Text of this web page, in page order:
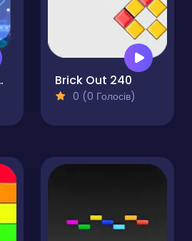
Brick Out 240
0 (0 Голосів)